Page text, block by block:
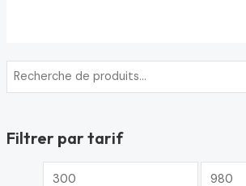
Filtrer par tarif